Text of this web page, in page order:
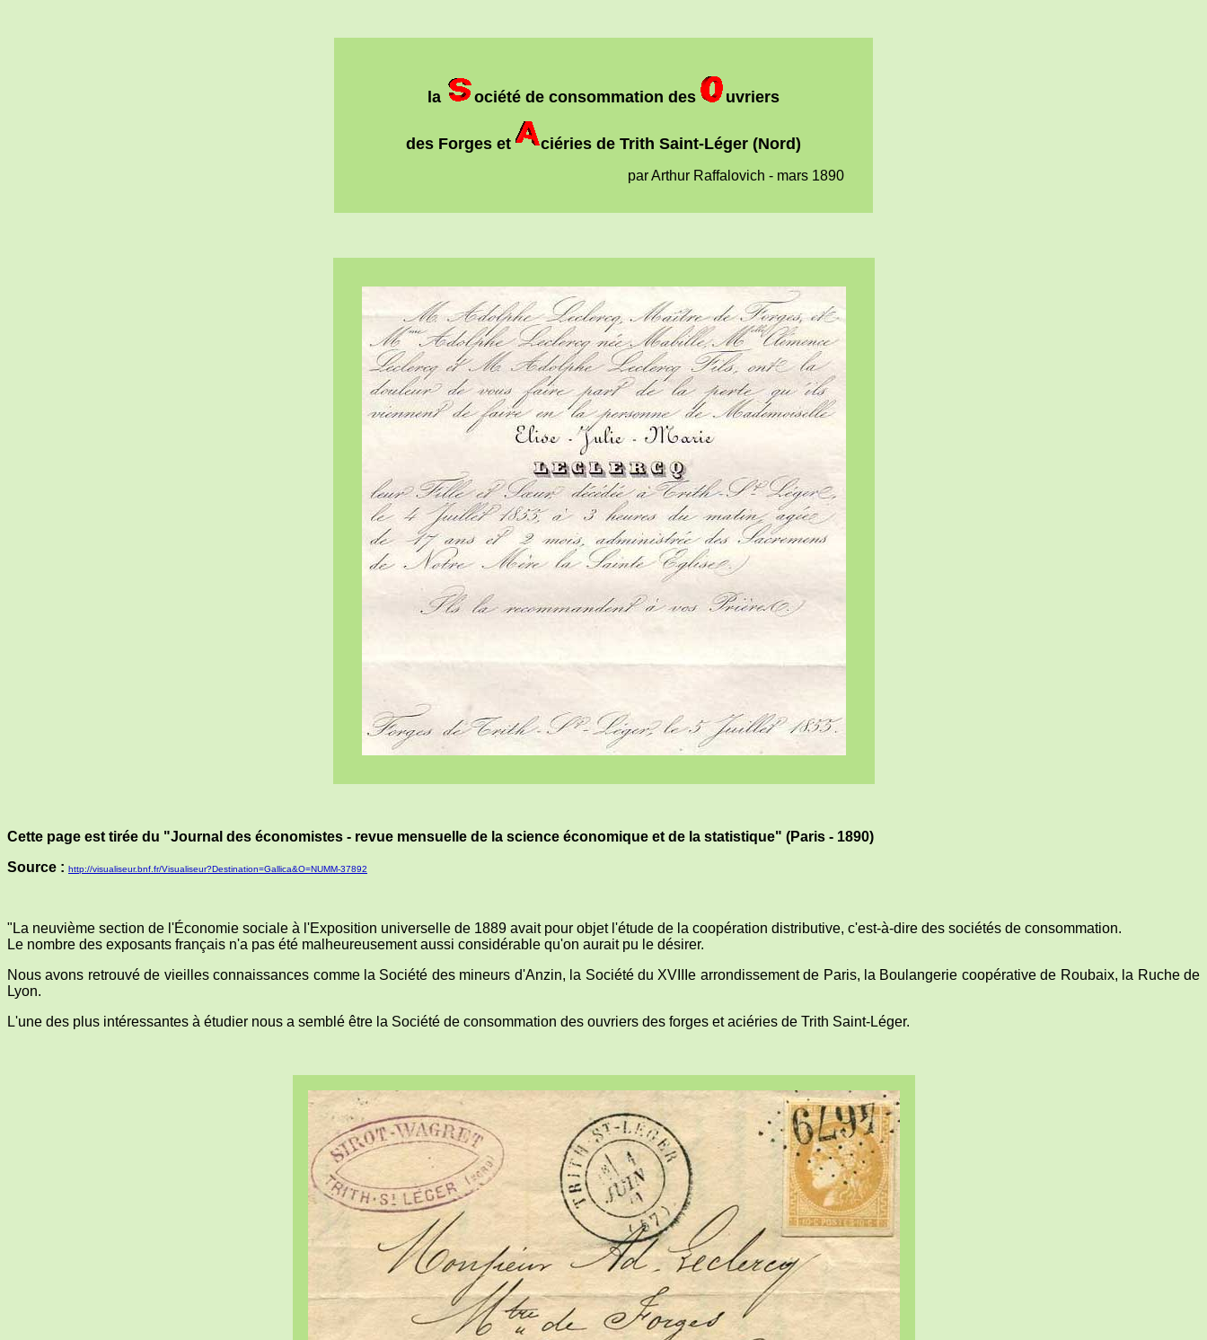
la ociété de consommation des uvriers
des Forges et ciéries de Trith Saint-Léger (Nord)
par Arthur Raffalovich - mars 1890
Cette page est tirée du "Journal des économistes - revue mensuelle de la science économique et de la statistique" (Paris - 1890)
Source : http://visualiseur.bnf.fr/Visualiseur?Destination=Gallica&O=NUMM-37892
"La neuvième section de l'Économie sociale à l'Exposition universelle de 1889 avait pour objet l'étude de la coopération distributive, c'est-à-dire des sociétés de consommation.
Le nombre des exposants français n'a pas été malheureusement aussi considérable qu'on aurait pu le désirer.
Nous avons retrouvé de vieilles connaissances comme la Société des mineurs d'Anzin, la Société du XVIIIe arrondissement de Paris, la Boulangerie coopérative de Roubaix, la Ruche de
Lyon.
L'une des plus intéressantes à étudier nous a semblé être la Société de consommation des ouvriers des forges et aciéries de Trith Saint-Léger.